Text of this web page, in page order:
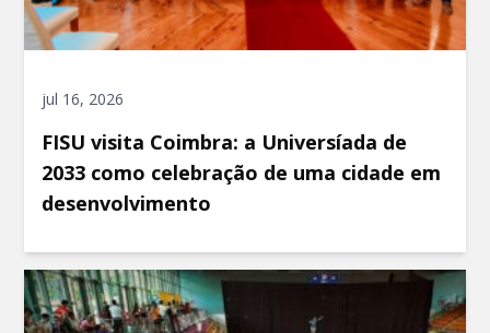
jul 16, 2026
FISU visita Coimbra: a Universíada de
2033 como celebração de uma cidade em
desenvolvimento